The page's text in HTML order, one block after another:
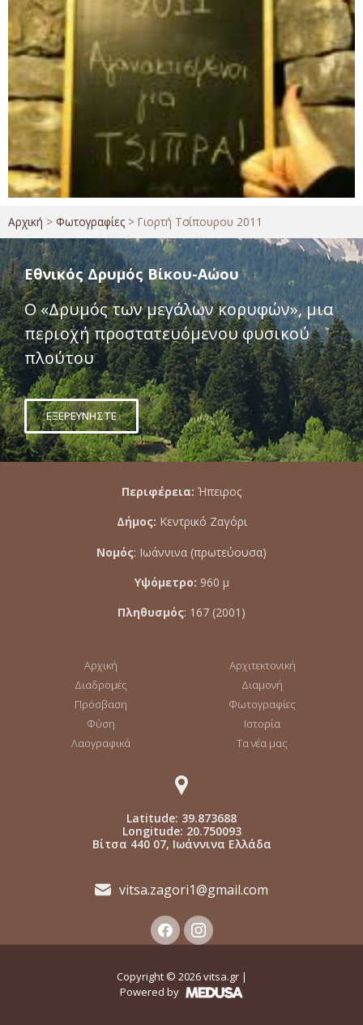
Αρχική > Φωτογραφίες > Γιορτή Τσίπουρου 2011
Εθνικός Δρυμός Βίκου-Αώου
Ο «Δρυμός των μεγάλων κορυφών», μια
περιοχή προστατευόμενου φυσικού
πλούτου
ΕΞΕΡΕΥΝΗΣΤΕ
Περιφέρεια: Ήπειρος
Δήμος: Κεντρικό Ζαγόρι
Νομός: Ιωάννινα (πρωτεύουσα)
Υψόμετρο: 960 μ
Πληθυσμός: 167 (2001)
Αρχική
Διαδρομές
Πρόσβαση
Φύση
Λαογραφικά
Αρχιτεκτονική
Διαμονή
Φωτογραφίες
Ιστορία
Τα νέα μας
Latitude: 39.873688
Longitude: 20.750093
Βίτσα 440 07, Ιωάννινα Ελλάδα
vitsa.zagori1@gmail.com
Copyright © 2026vitsa.gr |
Powered by